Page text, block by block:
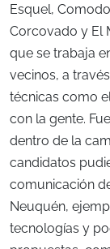
Esquel,
Corcovado y El
que se trabaja
vecinos, a
técnicas como
con la gente.
dentro de la
candidatos
comunicación
Neuquén,
tecnologías y